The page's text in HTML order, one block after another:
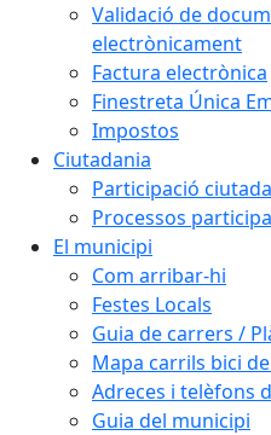
Validació de
electrònicament
Factura electrònica
Finestreta Única
Impostos
Ciutadania
Participació
Processos
El municipi
Com arribar-hi
Festes Locals
Guia de carrers /
Mapa carrils bici
Adreces i telèfons
Guia del municipi